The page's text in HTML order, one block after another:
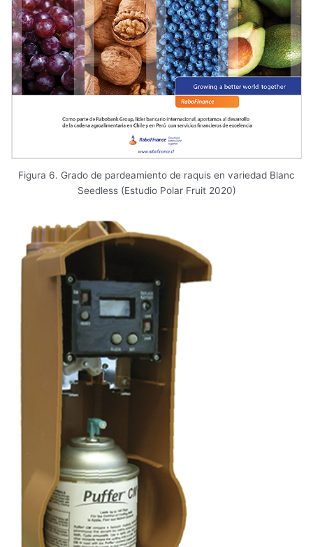
Figura 6. Grado de pardeamiento de raquis en variedad Blanc
Seedless (Estudio Polar Fruit 2020)